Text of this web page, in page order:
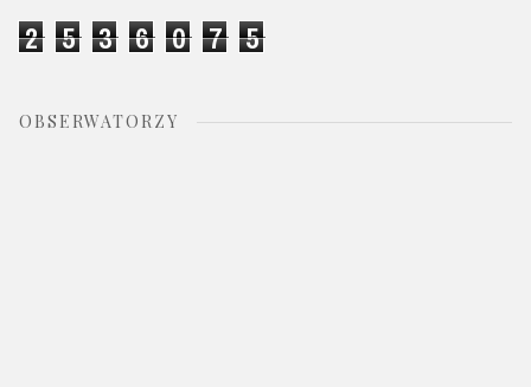
2 5 3 6 0 7 5
OBSERWATORZY